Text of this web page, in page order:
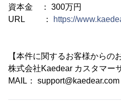
資本金 ： 300万円
URL ：
https://
【本件に関するお客様からの
株式会社Kaedear カスタマー
MAIL： support@kaedear.com